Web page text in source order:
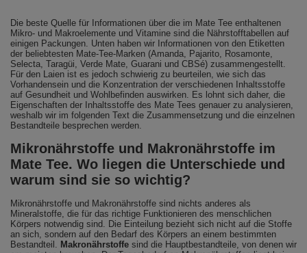
Die beste Quelle für Informationen über die im Mate Tee enthaltenen
Mikro- und Makroelemente und Vitamine sind die Nährstofftabellen auf
einigen Packungen. Unten haben wir Informationen von den Etiketten
der beliebtesten Mate-Tee-Marken (Amanda, Pajarito, Rosamonte,
Selecta, Taragüi, Verde Mate, Guarani und CBSé) zusammengestellt.
Für den Laien ist es jedoch schwierig zu beurteilen, wie sich das
Vorhandensein und die Konzentration der verschiedenen Inhaltsstoffe
auf Gesundheit und Wohlbefinden auswirken. Es lohnt sich daher, die
Eigenschaften der Inhaltsstoffe des Mate Tees genauer zu analysieren,
weshalb wir im folgenden Text die Zusammensetzung und die einzelnen
Bestandteile besprechen werden.
Mikronährstoffe und Makronährstoffe im
Mate Tee. Wo liegen die Unterschiede und
warum sind sie so wichtig?
Mikronährstoffe und Makronährstoffe sind nichts anderes als
Mineralstoffe, die für das richtige Funktionieren des menschlichen
Körpers notwendig sind. Die Einteilung bezieht sich nicht auf die Stoffe
an sich, sondern auf den Bedarf des Körpers an einem bestimmten
Bestandteil. Makronährstoffe sind die Hauptbestandteile, von denen wir